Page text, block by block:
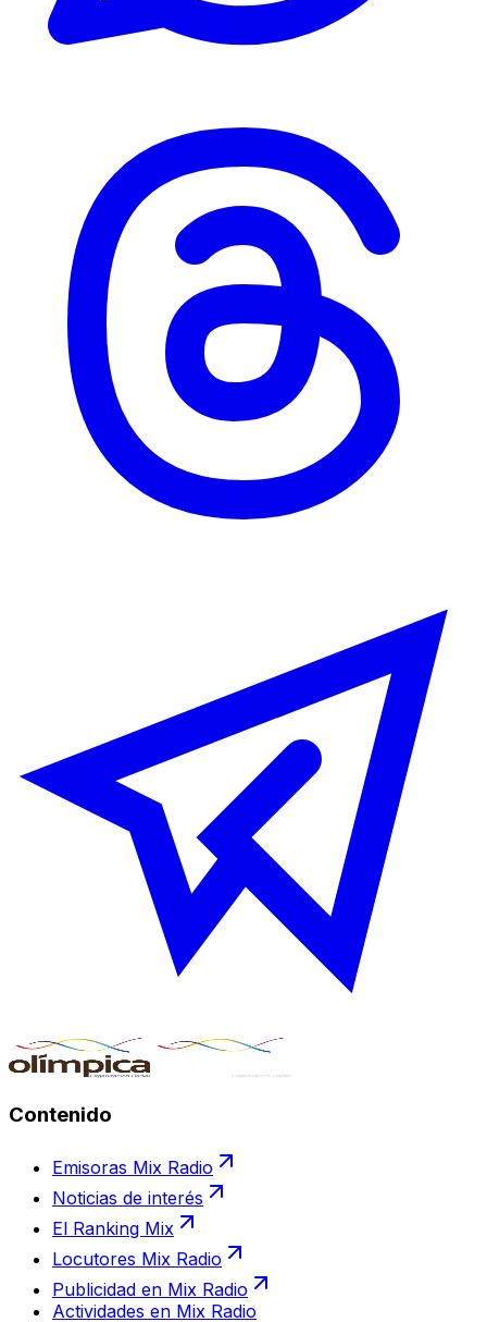
Contenido
Emisoras Mix Radio
Noticias de interés
El Ranking Mix
Locutores Mix Radio
Publicidad en Mix Radio
Actividades en Mix Radio